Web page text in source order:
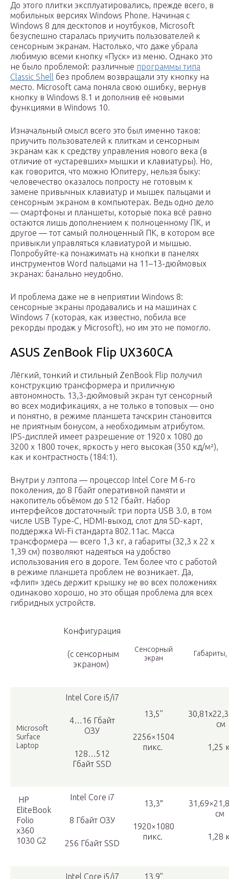
До этого плитки эксплуатировались, прежде всего, в
мобильных версиях Windows Phone. Начиная с
Windows 8 для десктопов и ноутбуков, Microsoft
безуспешно старалась приучить пользователей к
сенсорным экранам. Настолько, что даже убрала
любимую всеми кнопку «Пуск» из меню. Однако это
не было проблемой: различные программы типа
Classic Shell без проблем возвращали эту кнопку на
место. Microsoft сама поняла свою ошибку, вернув
кнопку в Windows 8.1 и дополнив её новыми
функциями в Windows 10.
Изначальный смысл всего это был именно таков:
приучить пользователей к плиткам и сенсорным
экранам как к средству управления нового века (в
отличие от «устаревших» мышки и клавиатуры). Но,
как говорится, что можно Юпитеру, нельзя быку:
человечество оказалось попросту не готовым к
замене привычных клавиатур и мышек пальцами и
сенсорным экраном в компьютерах. Ведь одно дело
— смартфоны и планшеты, которые пока всё равно
остаются лишь дополнением к полноценному ПК, и
другое — тот самый полноценный ПК, в котором все
привыкли управляться клавиатурой и мышью.
Попробуйте-ка понажимать на кнопки в панелях
инструментов Word пальцами на 11–13-дюймовых
экранах: банально неудобно.
И проблема даже не в неприятии Windows 8:
сенсорные экраны продавались и на машинах с
Windows 7 (которая, как известно, побила все
рекорды продаж у Microsoft), но им это не помогло.
ASUS ZenBook Flip UX360CA
Лёгкий, тонкий и стильный ZenBook Flip получил
конструкцию трансформера и приличную
автономность. 13,3-дюймовый экран тут сенсорный
во всех модификациях, а не только в топовых — оно
и понятно, в режиме планшета тачскрин становится
не приятным бонусом, а необходимым атрибутом.
IPS-дисплей имеет разрешение от 1920 х 1080 до
3200 x 1800 точек, яркость у него высокая (350 кд/м²),
как и контрастность (184:1).
Внутри у лэптопа — процессор Intel Core M 6-го
поколения, до 8 Гбайт оперативной памяти и
накопитель объёмом до 512 Гбайт. Набор
интерфейсов достаточный: три порта USB 3.0, в том
числе USB Type-C, HDMI-выход, слот для SD-карт,
поддержка Wi-Fi стандарта 802.11ac. Масса
трансформера — всего 1,3 кг, а габариты (32,3 x 22 x
1,39 см) позволяют надеяться на удобство
использования его в дороге. Тем более что с работой
в режиме планшета проблем не возникает. Да,
«флип» здесь держит крышку не во всех положениях
одинаково хорошо, но это общая проблема для всех
гибридных устройств.
Конфигурация
(с сенсорным
экраном)
Сенсорный
экран
Габариты,
Microsoft
Surface
Laptop
Intel Core i5/i7
4…16 Гбайт
ОЗУ
128…512
Гбайт SSD
13,5”
2256×1504
пикс.
см
1,25
HP
EliteBook
Folio
x360
1030 G2
Intel Core i7
8 Гбайт ОЗУ
256 Гбайт SSD
13,3″
1920×1080
пикс.
см
1,28
Intel Core i5/i7 13,9”